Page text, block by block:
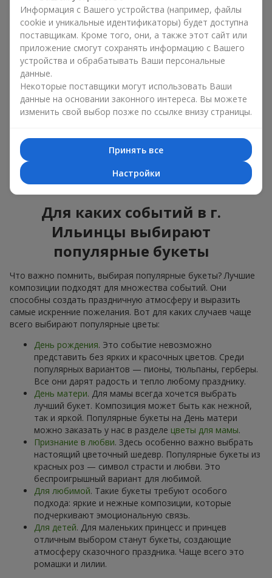
ошибиться с выбором, идеальный вариант —
универсальный букет. Это композиции, которые
подходят для любого возраста и пола, а их состав
можно адаптировать под любое мероприятие.
Массовые цветочные предпочтения. Пионы,
тюльпаны, ромашки — это популярные букеты,
которые остаются привлекательными для
покупателей. Они не только прекрасно выглядят, но и
отражают атмосферу свежести и природной красоты.
композиции всегда остаются в списке самых
востребованных. Если вы хотите быть уверенными в своём
выборе, смело обращайтесь к этим проверенным временем
цветам.
Для каких событий в г.
Ильинцы выбирают
популярные букеты
Что важно помнить, выбирая популярные букеты? Лучшие
композиции подходят для множества событий. Они
способны создать праздничную атмосферу и выразить
самые искренние пожелания. Вот для каких случаев чаще
всего выбирают популярные цветы:
День рождения. Это событие невозможно
представить без ярких и красочных цветов. Среди
популярных вариантов — пионы, тюльпаны, герберы.
Все они дарят радость и тепло любому празднику.
День матери. Для мамы всегда хочется выбрать
лучший букет. Композиция может быть как нежной,
так и яркой. Популярные букеты на День матери
можно заказать у нас в разделе цветы для мамы.
Признание в любви. Здесь особенно важно выбрать
настоящий цветочный шедевр. Популярные букеты из
красных роз — символ страсти и любви. Это
беспроигрышный вариант для любимой.
Для любимой. Такие букеты требуют особого
подхода: яркие и нежные композиции, которые
подчеркивают эмоциональную связь.
Для детей. Для маленьких принцесс и принцев
отличным выбором станут букеты, создающие
атмосферу сказочного праздника. Чаще всего это
ромашки и лилии.
Информация с Вашего устройства (например, файлы
cookie и уникальные идентификаторы) будет доступна
поставщикам. Кроме того, они, а также этот сайт или
приложение смогут сохранять информацию с Вашего
устройства и обрабатывать Ваши персональные
данные.
Некоторые поставщики могут использовать Ваши
данные на основании законного интереса. Вы можете
изменить свой выбор позже по ссылке внизу страницы.
Принять все
Настройки